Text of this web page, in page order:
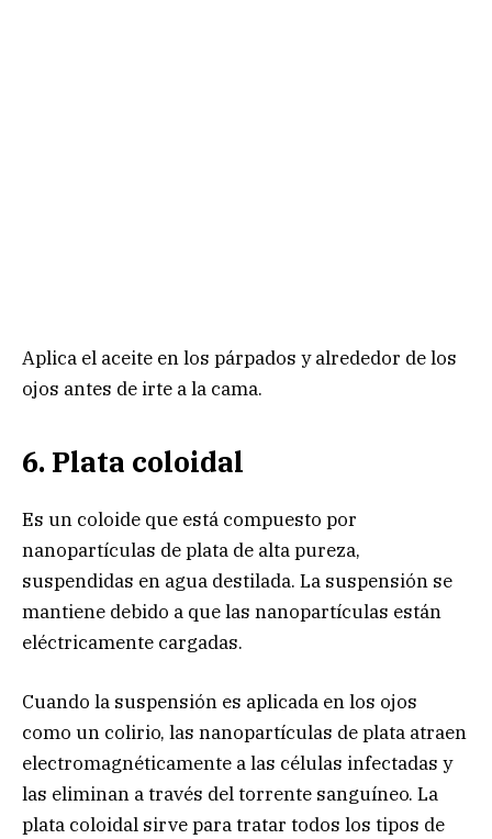
Aplica el aceite en los párpados y alrededor de los
ojos antes de irte a la cama.
6. Plata coloidal
Es un coloide que está compuesto por
nanopartículas de plata de alta pureza,
suspendidas en agua destilada. La suspensión se
mantiene debido a que las nanopartículas están
eléctricamente cargadas.
Cuando la suspensión es aplicada en los ojos
como un colirio, las nanopartículas de plata atraen
electromagnéticamente a las células infectadas y
las eliminan a través del torrente sanguíneo. La
plata coloidal sirve para tratar todos los tipos de